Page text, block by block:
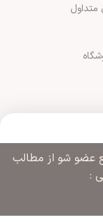
خیابان ملاهادی
عضو شو از مطالب
: